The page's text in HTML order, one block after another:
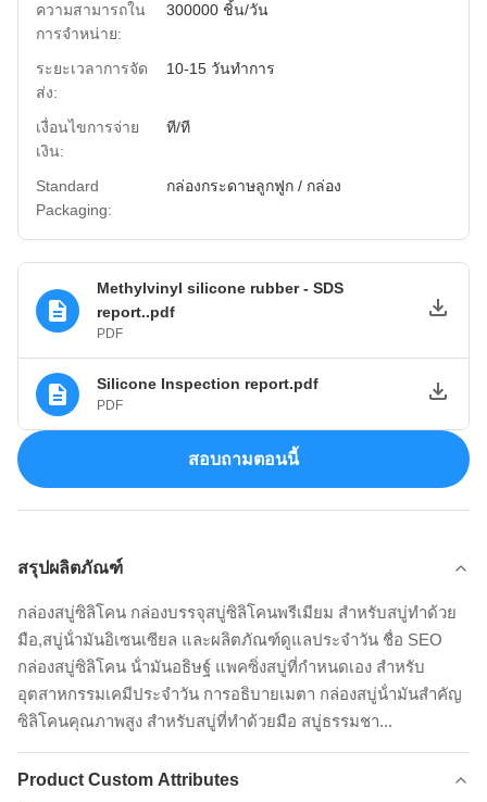
ความสามารถใน
การจําหน่าย:
300000 ชิ้น/วัน
ระยะเวลาการจัด
ส่ง:
10-15 วันทำการ
เงื่อนไขการจ่าย
เงิน:
ที/ที
Standard
Packaging:
กล่องกระดาษลูกฟูก / กล่อง
Methylvinyl silicone rubber - SDS
report..pdf
PDF
Silicone Inspection report.pdf
PDF
สอบถามตอนนี้
สรุปผลิตภัณฑ์
กล่องสบู่ซิลิโคน กล่องบรรจุสบู่ซิลิโคนพรีเมียม สําหรับสบู่ทําด้วย
มือ,สบู่น้ํามันอิเซนเซียล และผลิตภัณฑ์ดูแลประจําวัน ชื่อ SEO
กล่องสบู่ซิลิโคน น้ํามันอธิษฐ์ แพคซิ่งสบู่ที่กําหนดเอง สําหรับ
อุตสาหกรรมเคมีประจําวัน การอธิบายเมตา กล่องสบู่น้ํามันสําคัญ
ซิลิโคนคุณภาพสูง สําหรับสบู่ที่ทําด้วยมือ สบู่ธรรมชา...
Product Custom Attributes